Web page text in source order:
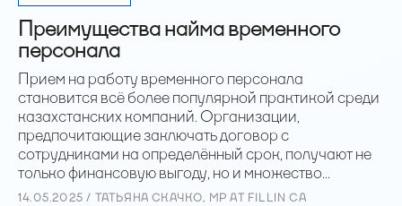
Преимущества найма временного
персонала
Прием на работу временного персонала
становится всё более популярной практикой среди
казахстанских компаний. Организации,
предпочитающие заключать договор с
сотрудниками на определённый срок, получают не
только финансовую выгоду, но и множество...
14.05.2025 / ТАТЬЯНА СКАЧКО, MP AT FILLIN CA